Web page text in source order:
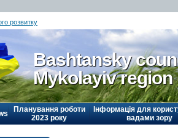
розвитку
Bashtansky
Mykolayiv region
Планування роботи
2023 року
Інформація для
вадами зору